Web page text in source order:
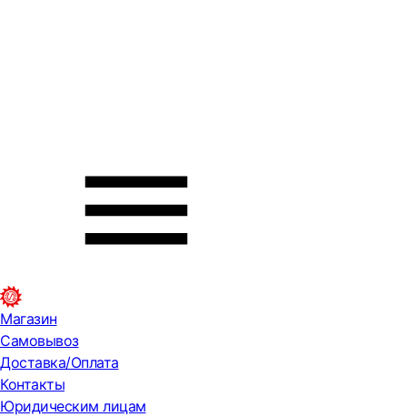
Магазин
Самовывоз
Доставка/Оплата
Контакты
Юридическим лицам